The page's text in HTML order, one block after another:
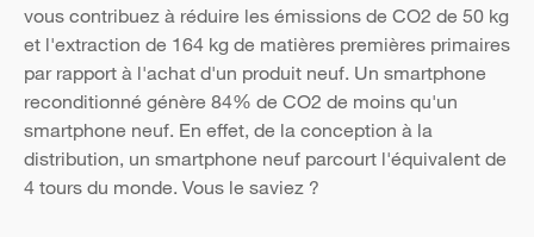
vous contribuez à réduire les émissions de CO2 de 50 kg
et l'extraction de 164 kg de matières premières primaires
par rapport à l'achat d'un produit neuf. Un smartphone
reconditionné génère 84% de CO2 de moins qu'un
smartphone neuf. En effet, de la conception à la
distribution, un smartphone neuf parcourt l'équivalent de
4 tours du monde. Vous le saviez ?